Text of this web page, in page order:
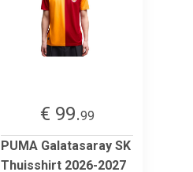
€ 99.99
PUMA Galatasaray SK
Thuisshirt 2026-2027